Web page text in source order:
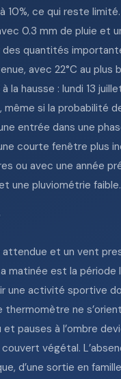
10%, ce qui reste
0.3 mm de pluie
quantités
avec 22°C au
la hausse : lundi 13
même si la
entrée dans une
courte fenêtre plus
ou avec une année
une pluviométrie faible.
et un vent
matinée est la
une activité sportive
ne
pauses à l’ombre
végétal.
d’une sortie en